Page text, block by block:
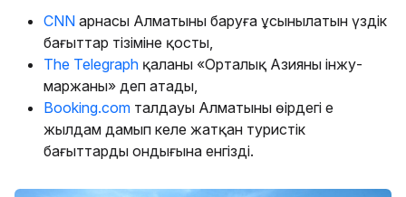
CNN арнасы Алматыны баруға ұсынылатын үздік
бағыттар тізіміне қосты,
The Telegraph қаланы «Орталық Азияның інжу-
маржаны» деп атады,
Booking.com талдауы Алматыны өңірдегі ең
жылдам дамып келе жатқан туристік
бағыттардың ондығына енгізді.